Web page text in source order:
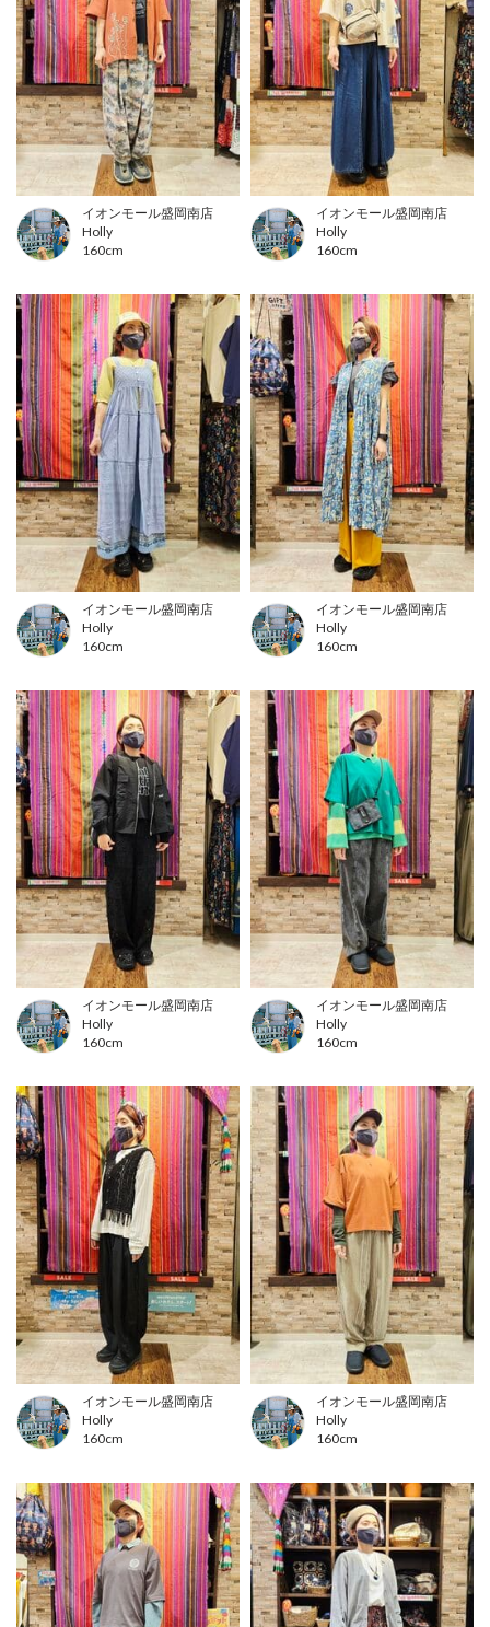
イオンモール盛岡南店
Holly
160cm
イオンモール盛岡南店
Holly
160cm
イオンモール盛岡南店
Holly
160cm
イオンモール盛岡南店
Holly
160cm
イオンモール盛岡南店
Holly
160cm
イオンモール盛岡南店
Holly
160cm
イオンモール盛岡南店
Holly
160cm
イオンモール盛岡南店
Holly
160cm